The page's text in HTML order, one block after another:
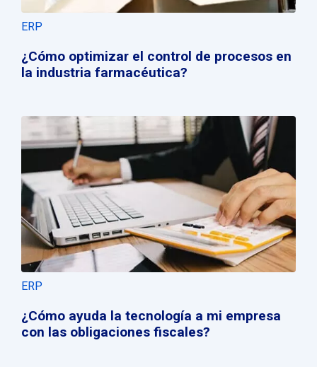
ERP
¿Cómo optimizar el control de procesos en
la industria farmacéutica?
ERP
¿Cómo ayuda la tecnología a mi empresa
con las obligaciones fiscales?